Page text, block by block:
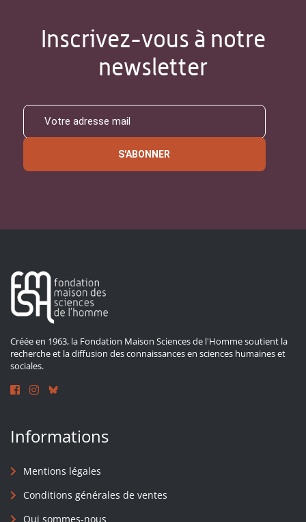
Inscrivez-vous à notre
newsletter
S'ABONNER
Créée en 1963, la Fondation Maison Sciences de l'Homme soutient la
recherche et la diffusion des connaissances en sciences humaines et
sociales.
Informations
Mentions légales
Conditions générales de ventes
Qui sommes-nous